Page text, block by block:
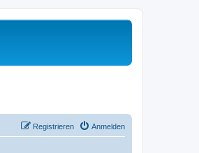
Anmelden
Registrieren